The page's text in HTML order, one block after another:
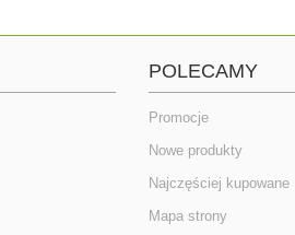
POLECAMY
Promocje
Nowe produkty
Najczęściej kupowane
Mapa strony